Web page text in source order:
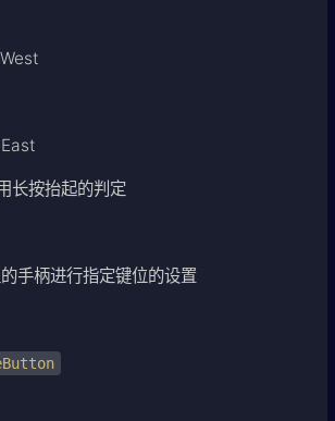
长按抬起的判定
手柄进行指定键位的设置